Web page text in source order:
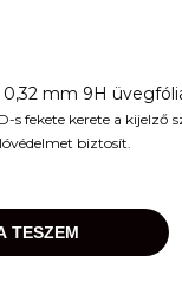
0,32 mm 9H
s fekete kerete a kijelző
biztosít.
TESZEM